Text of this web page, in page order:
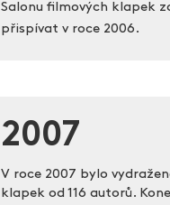
Salonu filmových klapek
přispívat v roce 2006.
2007
V roce 2007 bylo
klapek od 116 autorů.